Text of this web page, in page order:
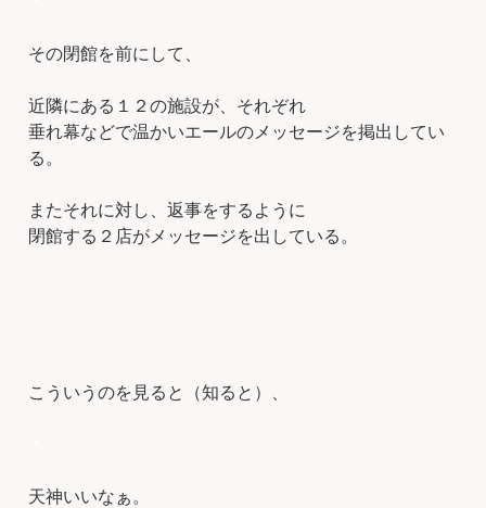
その閉館を前にして、
近隣にある１２の施設が、それぞれ
垂れ幕などで温かいエールのメッセージを掲出してい
る。
またそれに対し、返事をするように
閉館する２店がメッセージを出している。
こういうのを見ると（知ると）、
天神いいなぁ。